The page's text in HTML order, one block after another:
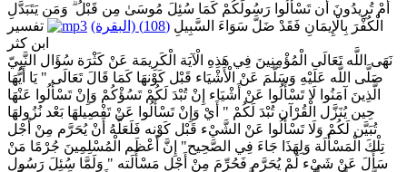
أَمْ تُرِيدُونَ أَن تَسْأَلُوا رَسُولَكُمْ كَمَا سُئِلَ مُوسَىٰ مِن قَبْلُ ۗ وَمَن يَتَبَدَّلِ
الْكُفْرَ بِالْإِيمَانِ فَقَدْ ضَلَّ سَوَاءَ السَّبِيلِ (108) (البقرة)
تفسير
ابن كثر
نَهَى اللَّه تَعَالَى الْمُؤْمِنِينَ فِي هَذِهِ الْآيَة الْكَرِيمَة عَنْ كَثْرَة سُؤَال النَّبِيّ
صَلَّى اللَّه عَلَيْهِ وَسَلَّمَ عَنْ الْأَشْيَاء قَبْل كَوْنهَا كَمَا قَالَ تَعَالَى " يَا أَيُّهَا
الَّذِينَ آمَنُوا لَا تَسْأَلُوا عَنْ أَشْيَاء إِنْ تُبْدَ لَكُمْ تَسُؤْكُمْ وَإِنْ تَسْأَلُوا عَنْهَا
حِين يُنَزَّل الْقُرْآن تُبْدَ لَكُمْ " أَيْ وَإِنْ تَسْأَلُوا عَنْ تَفْصِيلهَا بَعْد نُزُولهَا
تُبَيَّن لَكُمْ وَلَا تَسْأَلُوا عَنْ الشَّيْء قَبْل كَوْنه فَلَعَلَّهُ أَنْ يُحَرَّم مِنْ أَجْل
تِلْكَ الْمَسْأَلَة وَلِهَذَا جَاءَ فِي الصَّحِيح" إِنَّ أَعْظَم الْمُسْلِمِينَ جُرْمًا مَنْ
سَأَلَ عَنْ شَيْء لَمْ يُحَرَّم فَحُرِّمَ مِنْ أَجْل مَسْأَلَته " وَلَمَّا سُئِلَ رَسُول